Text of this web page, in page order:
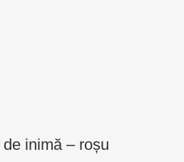
inimă – roșu